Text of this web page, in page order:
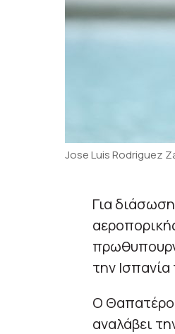
Jose Luis Rodriguez
Για
την
Ο Θαπατέρο
αναλάβει